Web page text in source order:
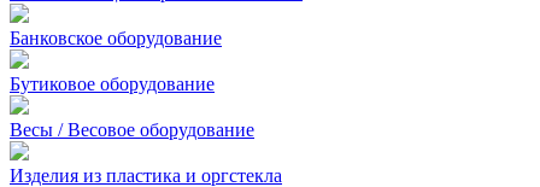
Банковское оборудование
Бутиковое оборудование
Весы / Весовое оборудование
Изделия из пластика и оргстекла